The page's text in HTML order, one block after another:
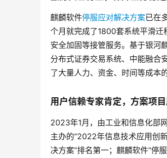
麒麟软件停服应对解决方案已在
个月就完成了1800套系统平滑
安全加固等接管服务。基于银河
分布式证券交易系统、中能融合
了大量人力、资金、时间等成本
用户信赖专家肯定，方案项
2023年1月，由工业和信息化部
主办的“2022年信息技术应用创
决方案”排名第一；麒麟软件“停